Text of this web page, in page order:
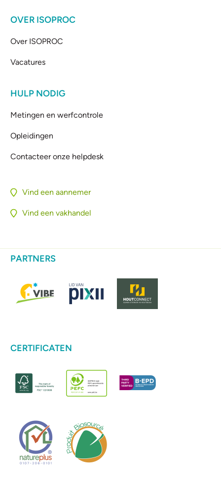
OVER ISOPROC
Over ISOPROC
Vacatures
HULP NODIG
Metingen en werfcontrole
Opleidingen
Contacteer onze helpdesk
Vind een aannemer
Vind een vakhandel
PARTNERS
CERTIFICATEN